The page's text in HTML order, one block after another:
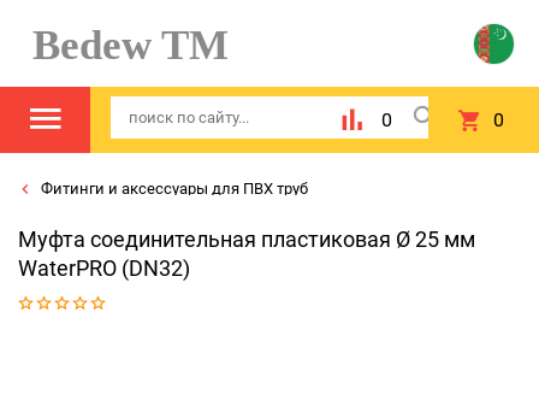
Bedew TM
0 0
Фитинги и аксессуары для ПВХ труб
Муфта соединительная пластиковая Ø 25 мм
WaterPRO (DN32)